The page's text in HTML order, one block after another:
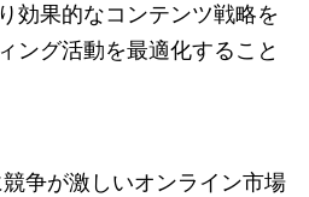
効果的なコンテンツ戦略を
ング活動を最適化すること
争が激しいオンライン市場